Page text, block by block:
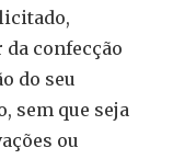
confecção
do seu
sem que seja
ou